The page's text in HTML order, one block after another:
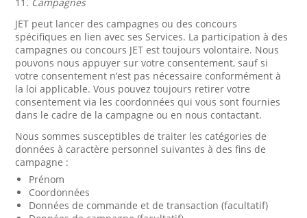
JET peut lancer des campagnes ou des concours
spécifiques en lien avec ses Services. La participation à des
campagnes ou concours JET est toujours volontaire. Nous
pouvons nous appuyer sur votre consentement, sauf si
votre consentement n’est pas nécessaire conformément à
la loi applicable. Vous pouvez toujours retirer votre
consentement via les coordonnées qui vous sont fournies
dans le cadre de la campagne ou en nous contactant.
Nous sommes susceptibles de traiter les catégories de
données à caractère personnel suivantes à des fins de
campagne :
Prénom
Coordonnées
Données de commande et de transaction (facultatif)